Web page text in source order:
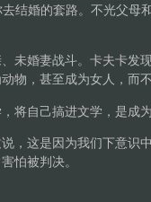
结婚的套路。不光父母
未婚妻战斗。卡夫卡发
物，甚至成为女人，而
将自己搞进文学，是成
，这是因为我们下意识
怕被判决。